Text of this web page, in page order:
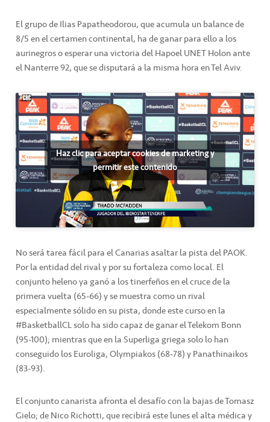
El grupo de Ilias Papatheodorou, que acumula un balance de
8/5 en el certamen continental, ha de ganar para ello a los
aurinegros o esperar una victoria del Hapoel UNET Holon ante
el Nanterre 92, que se disputará a la misma hora en Tel Aviv.
Haz clic para aceptar cookies de marketing y
permitir este contenido
No será tarea fácil para el Canarias asaltar la pista del PAOK.
Por la entidad del rival y por su fortaleza como local. El
conjunto heleno ya ganó a los tinerfeños en el cruce de la
primera vuelta (65-66) y se muestra como un rival
especialmente sólido en su pista, donde este curso en la
#BasketballCL solo ha sido capaz de ganar el Telekom Bonn
(95-100); mientras que en la Superliga griega solo lo han
conseguido los Euroliga, Olympiakos (68-78) y Panathinaikos
(83-93).
El conjunto canarista afronta el desafío con la bajas de Tomasz
Gielo; de Nico Richotti, que recibirá este lunes el alta médica y